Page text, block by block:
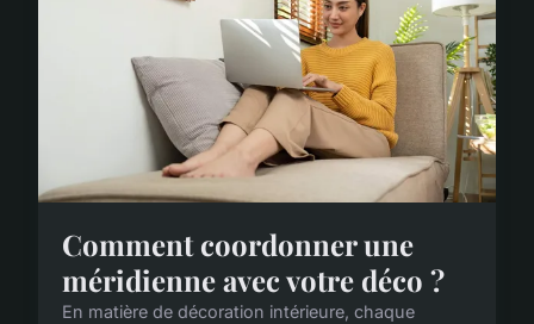
Comment coordonner une
méridienne avec votre déco ?
En matière de décoration intérieure, chaque